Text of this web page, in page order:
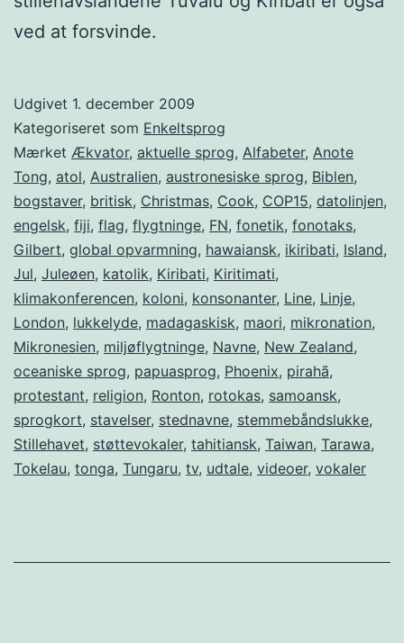
ved at forsvinde.
Udgivet 1. december 2009
Kategoriseret som Enkeltsprog
Mærket Ækvator, aktuelle sprog, Alfabeter, Anote
Tong, atol, Australien, austronesiske sprog, Biblen,
bogstaver, britisk, Christmas, Cook, COP15, datolinjen,
engelsk, fiji, flag, flygtninge, FN, fonetik, fonotaks,
Gilbert, global opvarmning, hawaiansk, ikiribati, Island,
Jul, Juleøen, katolik, Kiribati, Kiritimati,
klimakonferencen, koloni, konsonanter, Line, Linje,
London, lukkelyde, madagaskisk, maori, mikronation,
Mikronesien, miljøflygtninge, Navne, New Zealand,
oceaniske sprog, papuasprog, Phoenix, pirahã,
protestant, religion, Ronton, rotokas, samoansk,
sprogkort, stavelser, stednavne, stemmebåndslukke,
Stillehavet, støttevokaler, tahitiansk, Taiwan, Tarawa,
Tokelau, tonga, Tungaru, tv, udtale, videoer, vokaler